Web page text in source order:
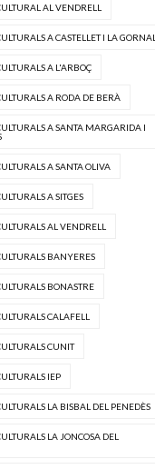
AL VENDRELL
A CASTELLET I LA GORNAL
A L'ARBOÇ
A RODA DE BERÀ
A SANTA MARGARIDA I
A SANTA OLIVA
A SITGES
AL VENDRELL
BANYERES
BONASTRE
CALAFELL
CUNIT
IEP
LA BISBAL DEL PENEDÈS
LA JONCOSA DEL